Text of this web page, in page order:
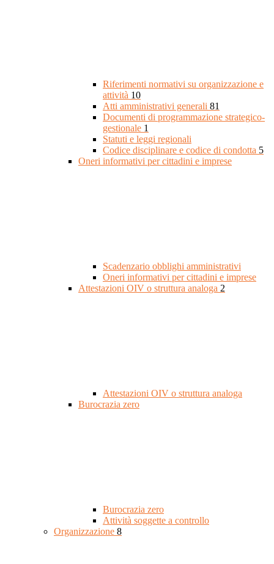
Riferimenti normativi su organizzazione e
attività 10
Atti amministrativi generali 81
Documenti di programmazione strategico-
gestionale 1
Statuti e leggi regionali
Codice disciplinare e codice di condotta 5
Oneri informativi per cittadini e imprese
Scadenzario obblighi amministrativi
Oneri informativi per cittadini e imprese
Attestazioni OIV o struttura analoga 2
Attestazioni OIV o struttura analoga
Burocrazia zero
Burocrazia zero
Attività soggette a controllo
Organizzazione 8